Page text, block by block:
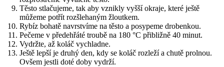
Těsto stlačujeme, tak aby vznikly vyšší okraje, které ještě
můžeme potřít rozšlehaným žloutkem.
Rybíz bohatě navrstvíme na těsto a posypeme drobenkou.
Pečeme v předehřáté troubě na 180 °C přibližně 40 minut.
Vydržte, až koláč vychladne.
Ještě lepší je druhý den, kdy se koláč rozleží a chutě prolnou.
Ovšem jestli doté doby vydrží.